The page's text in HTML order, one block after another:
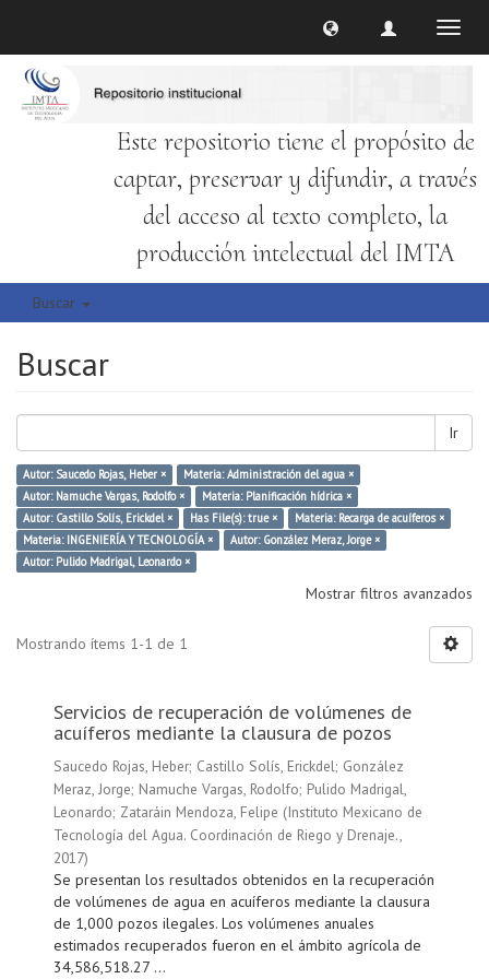
Este repositorio tiene el propósito de
captar, preservar y difundir, a través
del acceso al texto completo, la
producción intelectual del IMTA
Buscar
Buscar
Ir
Autor: Saucedo Rojas, Heber ×
Materia: Administración del agua ×
Autor: Namuche Vargas, Rodolfo ×
Materia: Planificación hídrica ×
Autor: Castillo Solís, Erickdel ×
Has File(s): true ×
Materia: Recarga de acuíferos ×
Materia: INGENIERÍA Y TECNOLOGÍA ×
Autor: González Meraz, Jorge ×
Autor: Pulido Madrigal, Leonardo ×
Mostrar filtros avanzados
Mostrando ítems 1-1 de 1
Servicios de recuperación de volúmenes de
acuíferos mediante la clausura de pozos
Saucedo Rojas, Heber; Castillo Solís, Erickdel; González
Meraz, Jorge; Namuche Vargas, Rodolfo; Pulido Madrigal,
Leonardo; Zataráin Mendoza, Felipe (Instituto Mexicano de
Tecnología del Agua. Coordinación de Riego y Drenaje.,
2017)
Se presentan los resultados obtenidos en la recuperación
de volúmenes de agua en acuíferos mediante la clausura
de 1,000 pozos ilegales. Los volúmenes anuales
estimados recuperados fueron en el ámbito agrícola de
34,586,518.27 ...